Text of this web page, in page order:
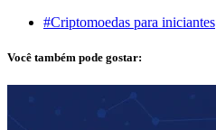
#Criptomoedas para iniciantes
Você também pode gostar: